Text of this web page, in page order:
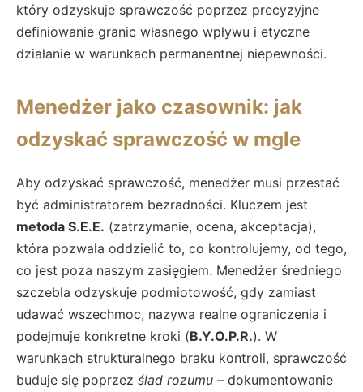
który odzyskuje sprawczość poprzez precyzyjne
definiowanie granic własnego wpływu i etyczne
działanie w warunkach permanentnej niepewności.
Menedżer jako czasownik: jak
odzyskać sprawczość w mgle
Aby odzyskać sprawczość, menedżer musi przestać
być administratorem bezradności. Kluczem jest
metoda S.E.E. (zatrzymanie, ocena, akceptacja),
która pozwala oddzielić to, co kontrolujemy, od tego,
co jest poza naszym zasięgiem. Menedżer średniego
szczebla odzyskuje podmiotowość, gdy zamiast
udawać wszechmoc, nazywa realne ograniczenia i
podejmuje konkretne kroki (B.Y.O.P.R.). W
warunkach strukturalnego braku kontroli, sprawczość
buduje się poprzez ślad rozumu – dokumentowanie